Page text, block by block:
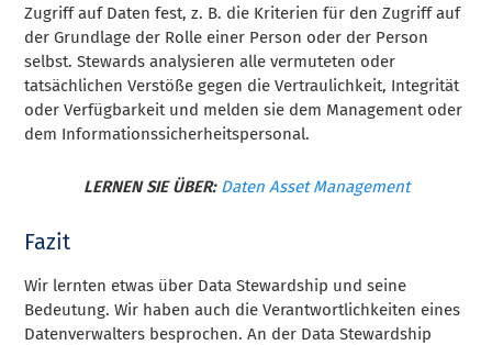
Zugriff auf Daten fest, z. B. die Kriterien für den Zugriff auf
der Grundlage der Rolle einer Person oder der Person
selbst. Stewards analysieren alle vermuteten oder
tatsächlichen Verstöße gegen die Vertraulichkeit, Integrität
oder Verfügbarkeit und melden sie dem Management oder
dem Informationssicherheitspersonal.
LERNEN SIE ÜBER: Daten Asset Management
Fazit
Wir lernten etwas über Data Stewardship und seine
Bedeutung. Wir haben auch die Verantwortlichkeiten eines
Datenverwalters besprochen. An der Data Stewardship